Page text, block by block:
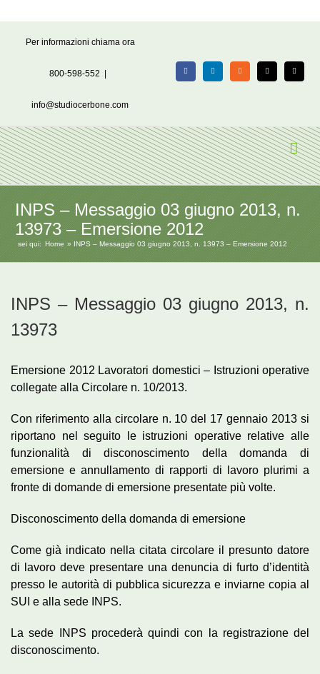
Per informazioni chiama ora
800-598-552
info@studiocerbone.com
FacebookLinkedIn Rss X Email
INPS – Messaggio 03 giugno 2013, n.
13973 – Emersione 2012
sei qui: Home INPS – Messaggio 03 giugno 2013, n. 13973 – Emersione 2012
INPS – Messaggio 03 giugno 2013, n.
13973
Emersione 2012 Lavoratori domestici – Istruzioni operative
collegate alla Circolare n. 10/2013.
Con riferimento alla circolare n. 10 del 17 gennaio 2013 si
riportano nel seguito le istruzioni operative relative alle
funzionalità di disconoscimento della domanda di
emersione e annullamento di rapporti di lavoro plurimi a
fronte di domande di emersione presentate più volte.
Disconoscimento della domanda di emersione
Come già indicato nella citata circolare il presunto datore
di lavoro deve presentare una denuncia di furto d’identità
presso le autorità di pubblica sicurezza e inviarne copia al
SUI e alla sede INPS.
La sede INPS procederà quindi con la registrazione del
disconoscimento.